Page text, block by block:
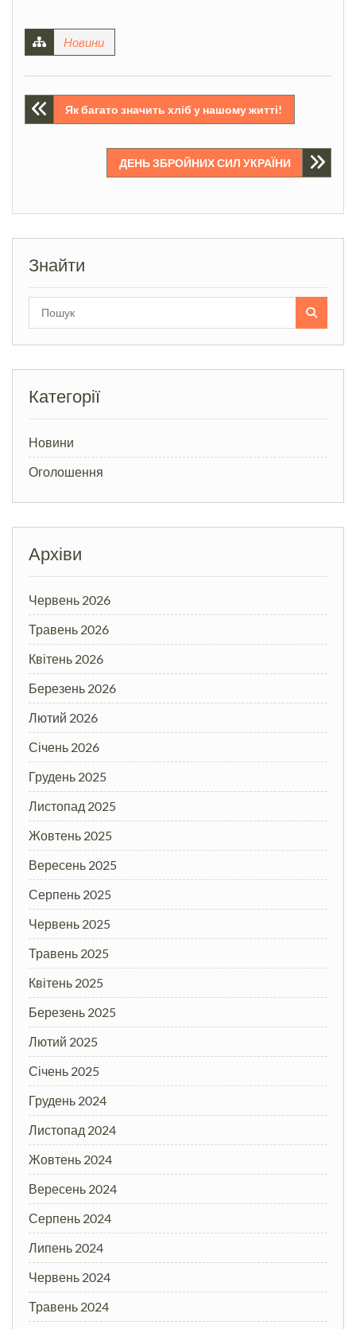
Новини
Навігація
Як багато значить хліб у нашому житті!
ДЕНЬ ЗБРОЙНИХ СИЛ УКРАЇНИ
Знайти
Категорії
Новини
Оголошення
Архіви
Червень 2026
Травень 2026
Квітень 2026
Березень 2026
Лютий 2026
Січень 2026
Грудень 2025
Листопад 2025
Жовтень 2025
Вересень 2025
Серпень 2025
Червень 2025
Травень 2025
Квітень 2025
Березень 2025
Лютий 2025
Січень 2025
Грудень 2024
Листопад 2024
Жовтень 2024
Вересень 2024
Серпень 2024
Липень 2024
Червень 2024
Травень 2024